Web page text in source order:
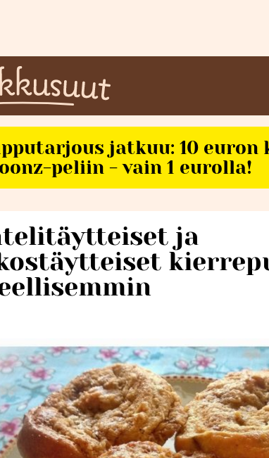
jatkuu: 10
peliin - vain 1 eurolla!
ja